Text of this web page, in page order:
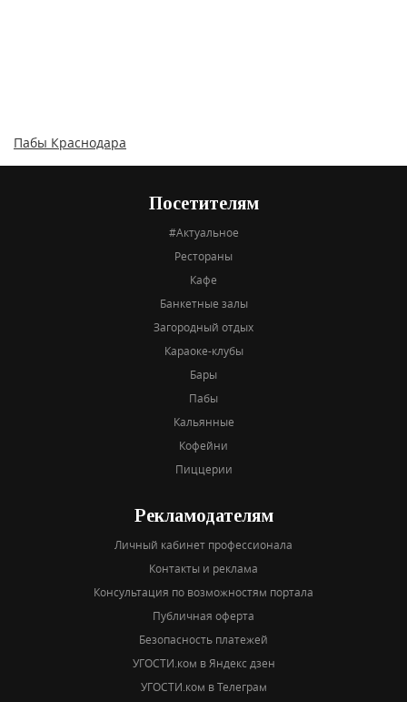
Пабы Краснодара
Посетителям
#Актуальное
Рестораны
Кафе
Банкетные залы
Загородный отдых
Караоке-клубы
Бары
Пабы
Кальянные
Кофейни
Пиццерии
Рекламодателям
Личный кабинет профессионала
Контакты и реклама
Консультация по возможностям портала
Публичная оферта
Безопасность платежей
УГОСТИ.ком в Яндекс дзен
УГОСТИ.ком в Телеграм